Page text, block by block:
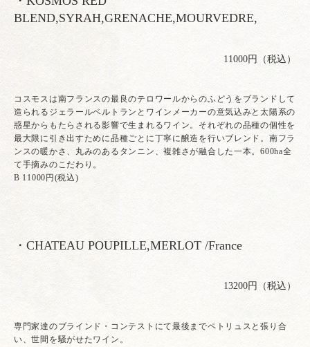
BLEND,SYRAH,GRENACHE,MOURVEDRE,
11000円（税込）
コスモスは南フランスの最良のテロワールからのふどうをブランドして
造られるジェラールベルトランとワインメーカーの意気込みと太陽系の
惑星からもたらされる影響で生まれるワイン。それぞれの品種の個性を
最大限に引き出すために品種ごとに丁寧に醸造を行いブレンド。南フラ
ンスの暖かさ、丸みのあるタンニン、複雑さが融合した一本。600ha全
て手摘みのこだわり。
B 11000円(税込)
・CHATEAU POUPILLE,MERLOT /France
13200円（税込）
専門家達のブラインド・コンテストにて最後までペトリュスと張り合
い、世間を騒がせたワイン。